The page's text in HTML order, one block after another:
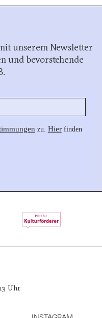
unserem Newsletter
und bevorstehende
Uhr